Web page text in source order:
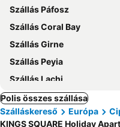
Szállás Páfosz
Szállás Coral Bay
Szállás Girne
Szállás Peyia
Szállás Lachi
Polis összes szállása
Szálláskereső
Európa
KINGS SQUARE Holiday